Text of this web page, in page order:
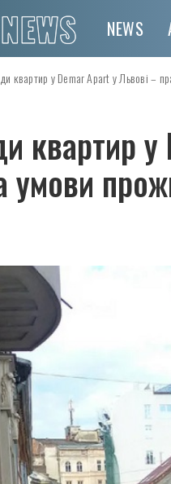
NEWS
квартир у Demar Apart у Львові –
квартир
умови